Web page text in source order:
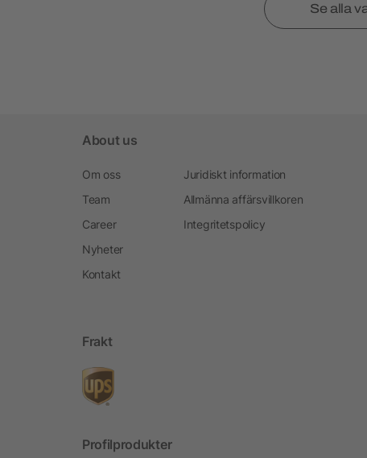
Se alla
About us
Om oss
Team
Career
Nyheter
Kontakt
Juridiskt information
Allmänna affärsvillkoren
Integritetspolicy
Frakt
Profilprodukter